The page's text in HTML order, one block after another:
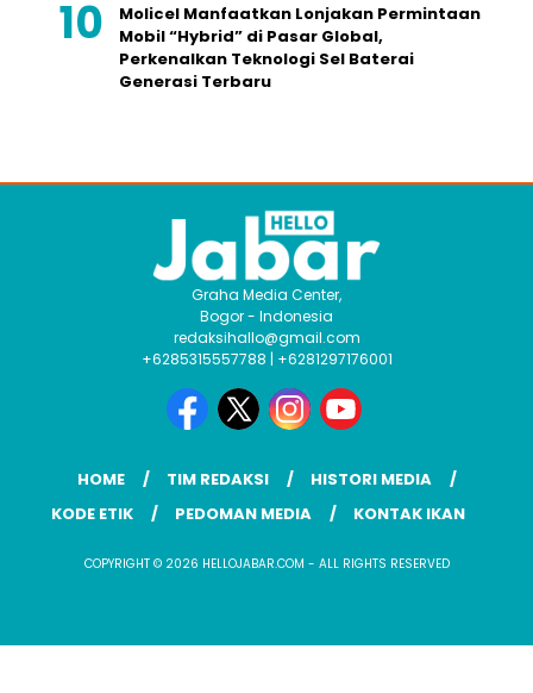
Molicel Manfaatkan Lonjakan Permintaan
Mobil “Hybrid” di Pasar Global,
Perkenalkan Teknologi Sel Baterai
Generasi Terbaru
Graha Media Center,
Bogor - Indonesia
redaksihallo@gmail.com
+6285315557788 | +6281297176001
HOME TIM REDAKSI
HISTORI MEDIA
KODE ETIK
PEDOMAN MEDIA KONTAK IKAN
COPYRIGHT © 2026 HELLOJABAR.COM - ALL RIGHTS RESERVED